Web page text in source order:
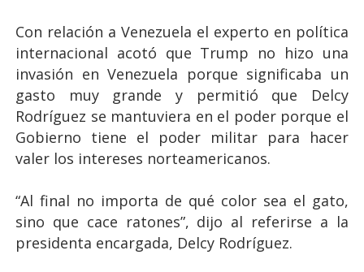
Con relación a Venezuela el experto en política
internacional acotó que Trump no hizo una
invasión en Venezuela porque significaba un
gasto muy grande y permitió que Delcy
Rodríguez se mantuviera en el poder porque el
Gobierno tiene el poder militar para hacer
valer los intereses norteamericanos.
“Al final no importa de qué color sea el gato,
sino que cace ratones”, dijo al referirse a la
presidenta encargada, Delcy Rodríguez.